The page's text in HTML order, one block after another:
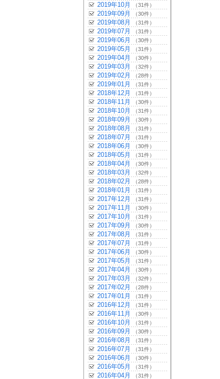
2019年10月 （31件）
2019年09月 （30件）
2019年08月 （31件）
2019年07月 （31件）
2019年06月 （30件）
2019年05月 （31件）
2019年04月 （30件）
2019年03月 （32件）
2019年02月 （28件）
2019年01月 （31件）
2018年12月 （31件）
2018年11月 （30件）
2018年10月 （31件）
2018年09月 （30件）
2018年08月 （31件）
2018年07月 （31件）
2018年06月 （30件）
2018年05月 （31件）
2018年04月 （30件）
2018年03月 （32件）
2018年02月 （28件）
2018年01月 （31件）
2017年12月 （31件）
2017年11月 （30件）
2017年10月 （31件）
2017年09月 （30件）
2017年08月 （31件）
2017年07月 （31件）
2017年06月 （30件）
2017年05月 （31件）
2017年04月 （30件）
2017年03月 （32件）
2017年02月 （28件）
2017年01月 （31件）
2016年12月 （31件）
2016年11月 （30件）
2016年10月 （31件）
2016年09月 （30件）
2016年08月 （31件）
2016年07月 （31件）
2016年06月 （30件）
2016年05月 （31件）
2016年04月 （31件）